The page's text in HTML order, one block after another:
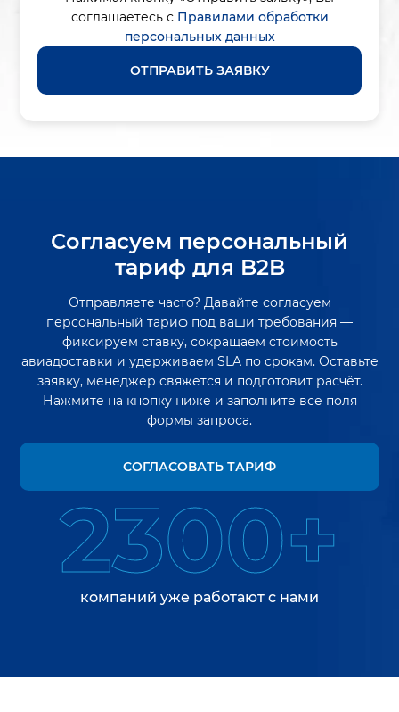
соглашаетесь с Правилами обработки
персональных данных
ОТПРАВИТЬ ЗАЯВКУ
Согласуем персональный
тариф для B2B
Отправляете часто? Давайте согласуем
персональный тариф под ваши требования —
фиксируем ставку, сокращаем стоимость
авиадоставки и удерживаем SLA по срокам. Оставьте
заявку, менеджер свяжется и подготовит расчёт.
Нажмите на кнопку ниже и заполните все поля
формы запроса.
СОГЛАСОВАТЬ ТАРИФ
2300+
компаний уже работают с нами